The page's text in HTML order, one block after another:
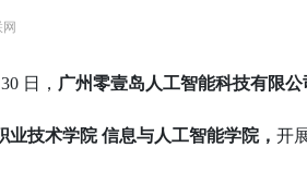
日， 广州零壹岛人工智能科技有限
业技术学院 信息与人工智能学院， 开